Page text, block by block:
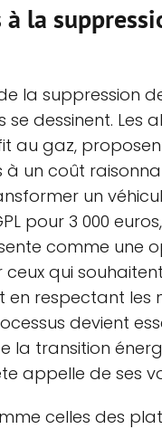
la
la suppression
se dessinent. Les
au gaz,
à un coût
un
pour 3 000
comme une
ceux qui
en respectant les
devient
la transition
appelle de ses
celles des